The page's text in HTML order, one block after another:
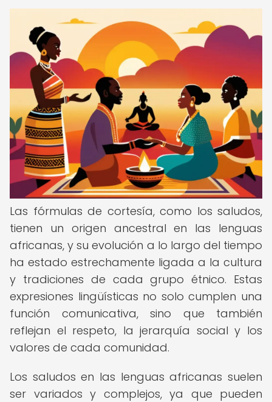
Las fórmulas de cortesía, como los saludos,
tienen un origen ancestral en las lenguas
africanas, y su evolución a lo largo del tiempo
ha estado estrechamente ligada a la cultura
y tradiciones de cada grupo étnico. Estas
expresiones lingüísticas no solo cumplen una
función comunicativa, sino que también
reflejan el respeto, la jerarquía social y los
valores de cada comunidad.
Los saludos en las lenguas africanas suelen
ser variados y complejos, ya que pueden